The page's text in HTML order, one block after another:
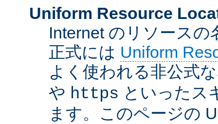
Uniform Resource
Internet のリソース
正式には Uniform
よく使われる非公式
や https といったス
ます。このページの